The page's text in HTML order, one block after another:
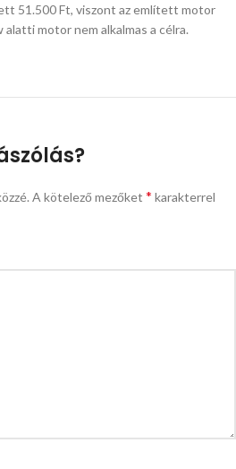
51.500 Ft, viszont az említett motor
alatti motor nem alkalmas a célra.
A kötelező mezőket * karakterrel